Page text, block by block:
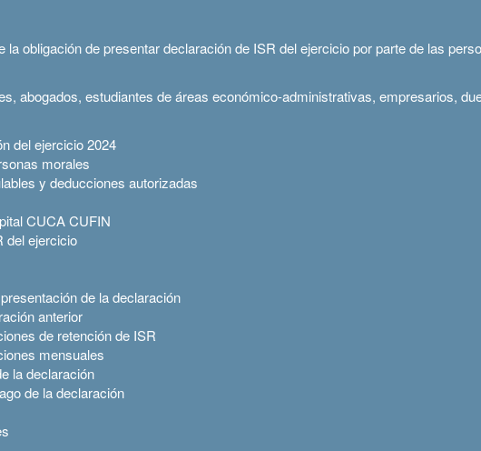
la obligación de presentar declaración de ISR del ejercicio por parte de las
abogados, estudiantes de áreas económico-administrativas, empresarios,
del ejercicio 2024
morales
y deducciones autorizadas
CUCA CUFIN
del ejercicio
de la declaración
anterior
de retención de ISR
mensuales
la declaración
de la declaración